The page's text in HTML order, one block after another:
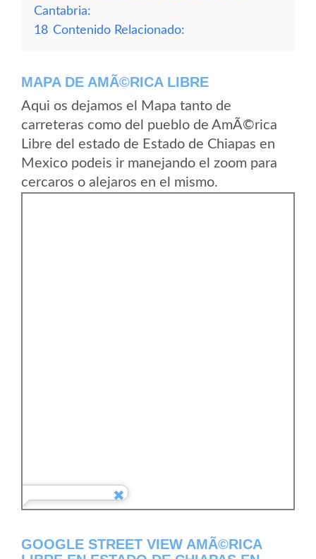
Cantabria:
18 Contenido Relacionado:
MAPA DE AMÃ©RICA LIBRE
Aqui os dejamos el Mapa tanto de
carreteras como del pueblo de AmÃ©rica
Libre del estado de Estado de Chiapas en
Mexico podeis ir manejando el zoom para
cercaros o alejaros en el mismo.
GOOGLE STREET VIEW AMÃ©RICA